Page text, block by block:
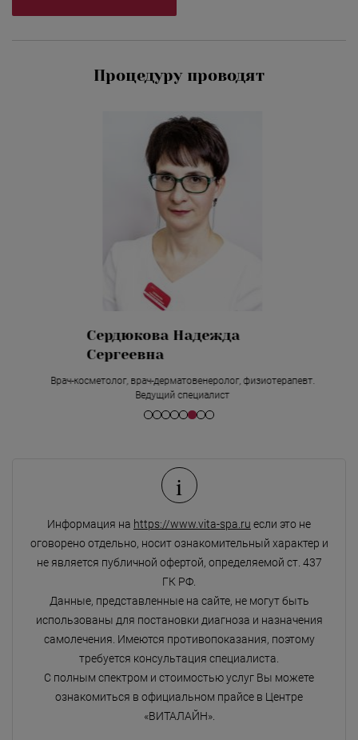
Процедуру проводят
Сердюкова Надежда
Сергеевна
Врач-косметолог, врач-дерматовенеролог, физиотерапевт.
Ведущий специалист
i
Информация на https://www.vita-spa.ru если это не
оговорено отдельно, носит ознакомительный характер и
не является публичной офертой, определяемой ст. 437
ГК РФ.
Данные, представленные на сайте, не могут быть
использованы для постановки диагноза и назначения
самолечения. Имеются противопоказания, поэтому
требуется консультация специалиста.
С полным спектром и стоимостью услуг Вы можете
ознакомиться в официальном прайсе в Центре
«ВИТАЛАЙН».